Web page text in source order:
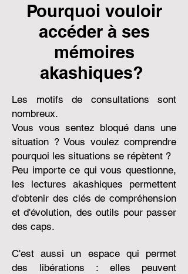
Pourquoi vouloir
accéder à ses
mémoires
akashiques?
Les motifs de consultations sont
nombreux.
Vous vous sentez bloqué dans une
situation ? Vous voulez comprendre
pourquoi les situations se répètent ?
Peu importe ce qui vous questionne,
les lectures akashiques permettent
d'obtenir des clés de compréhension
et d'évolution, des outils pour passer
des caps.
C'est aussi un espace qui permet
des libérations : elles peuvent